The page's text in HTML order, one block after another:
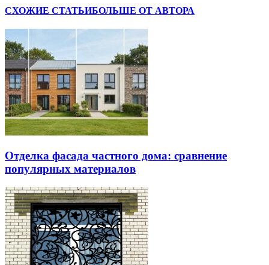
СХОЖИЕ СТАТЬИБОЛЬШЕ ОТ АВТОРА
Отделка фасада частного дома: сравнение
популярных материалов